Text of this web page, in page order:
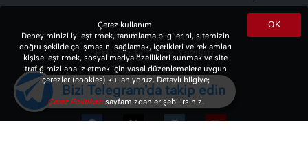
İsmet Berkan Yazıları
Ertuğrul Özkök Yazıları
Haftalık Gazete
OK
Çerez kullanımı
Deneyiminizi iyileştirmek, tanımlama bilgilerini, sitemizin
doğru şekilde çalışmasını sağlamak, içerikleri ve reklamları
kişiselleştirmek, sosyal medya özellikleri sunmak ve site
trafiğimizi analiz etmek için yasal düzenlemelere uygun
çerezler (cookies) kullanıyoruz. Detaylı bilgiye;
Çerez Politikasısayfamızdan erişebilirsiniz.
Bizi Telegram'da takip edin